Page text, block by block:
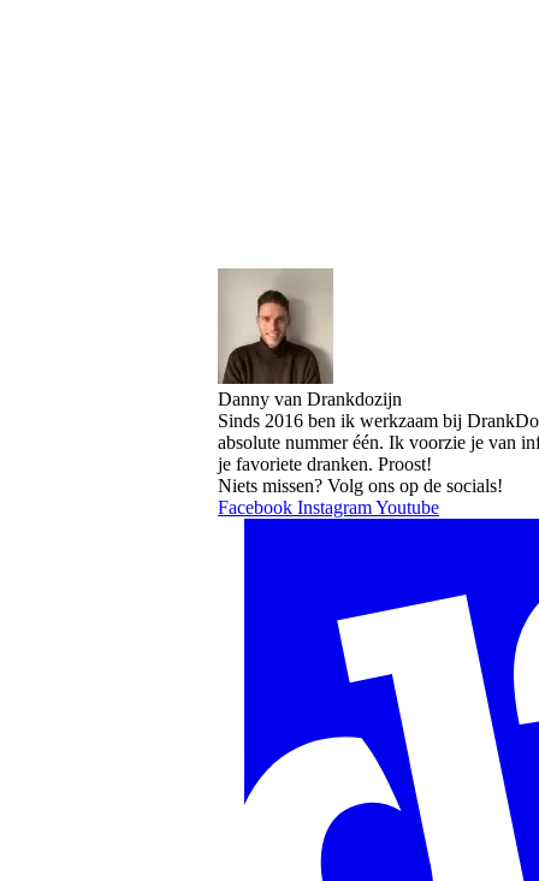
Danny van Drankdozijn
Sinds 2016 ben ik werkzaam bij
absolute nummer één. Ik voorzie je van
je favoriete dranken. Proost!
Niets missen? Volg ons op de socials!
Facebook InstagramYoutube